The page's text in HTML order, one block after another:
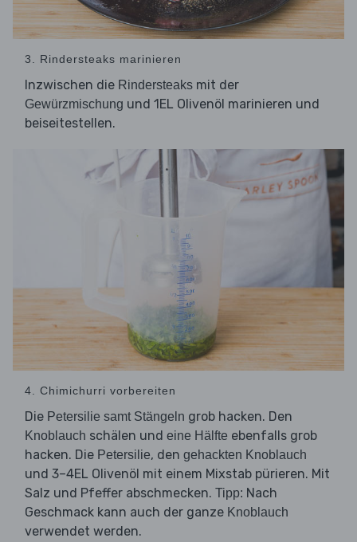
3. Rindersteaks marinieren
Inzwischen die Rindersteaks mit der
Gewürzmischung und 1EL Olivenöl marinieren und
beiseitestellen.
4. Chimichurri vorbereiten
Die Petersilie samt Stängeln grob hacken. Den
Knoblauch schälen und eine Hälfte ebenfalls grob
hacken. Die Petersilie, den gehackten Knoblauch
und 3–4EL Olivenöl mit einem Mixstab pürieren. Mit
Salz und Pfeffer abschmecken. Tipp: Nach
Geschmack kann auch der ganze Knoblauch
verwendet werden.